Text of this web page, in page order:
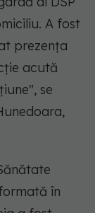
A fost
prezenţa
acută
se
în